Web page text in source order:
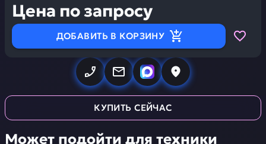
Цена по запросу
ДОБАВИТЬ В КОРЗИНУ
КУПИТЬ СЕЙЧАС
Может подойти для техники